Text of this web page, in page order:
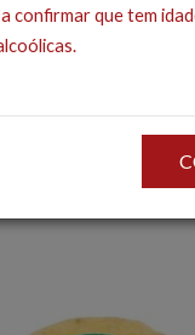
-
confirmar que tem